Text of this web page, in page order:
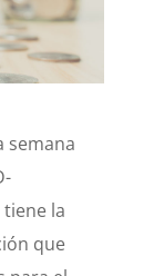
semana
la
que